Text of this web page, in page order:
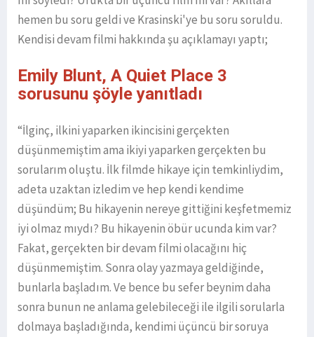
hemen bu soru geldi ve Krasinski'ye bu soru soruldu.
Kendisi devam filmi hakkında şu açıklamayı yaptı;
Emily Blunt, A Quiet Place 3
sorusunu şöyle yanıtladı
“İlginç, ilkini yaparken ikincisini gerçekten
düşünmemiştim ama ikiyi yaparken gerçekten bu
sorularım oluştu. İlk filmde hikaye için temkinliydim,
adeta uzaktan izledim ve hep kendi kendime
düşündüm; Bu hikayenin nereye gittiğini keşfetmemiz
iyi olmaz mıydı? Bu hikayenin öbür ucunda kim var?
Fakat, gerçekten bir devam filmi olacağını hiç
düşünmemiştim. Sonra olay yazmaya geldiğinde,
bunlarla başladım. Ve bence bu sefer beynim daha
sonra bunun ne anlama gelebileceği ile ilgili sorularla
dolmaya başladığında, kendimi üçüncü bir soruya